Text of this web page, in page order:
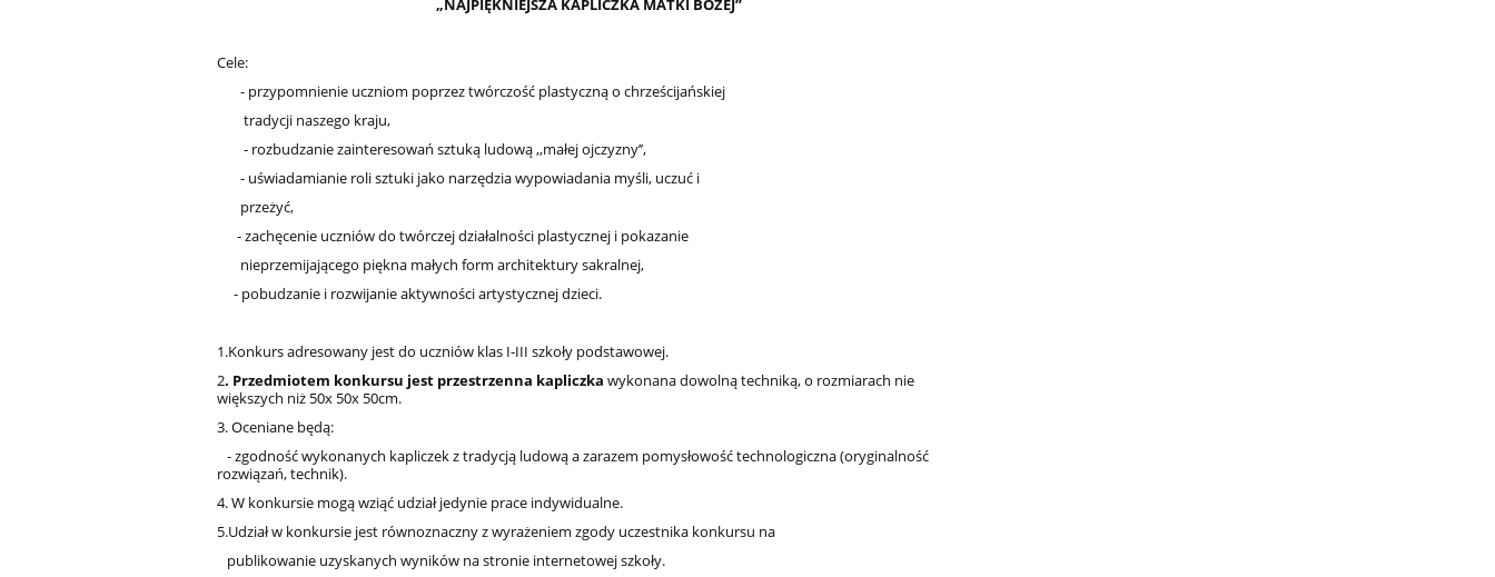
„NAJPIĘKNIEJSZA KAPLICZKA MATKI BOŻEJ”
Cele:
- przypomnienie uczniom poprzez twórczość plastyczną o chrześcijańskiej
tradycji naszego kraju,
- rozbudzanie zainteresowań sztuką ludową ,,małej ojczyzny’’,
- uświadamianie roli sztuki jako narzędzia wypowiadania myśli, uczuć i
przeżyć,
- zachęcenie uczniów do twórczej działalności plastycznej i pokazanie
nieprzemijającego piękna małych form architektury sakralnej,
- pobudzanie i rozwijanie aktywności artystycznej dzieci.
1.Konkurs adresowany jest do uczniów klas I-III szkoły podstawowej.
2. Przedmiotem konkursu jest przestrzenna kapliczka wykonana dowolną techniką, o rozmiarach nie
większych niż 50x 50x 50cm.
3.Oceniane będą:
- zgodność wykonanych kapliczek z tradycją ludową a zarazem pomysłowość technologiczna (oryginalność
rozwiązań, technik).
4. W konkursie mogą wziąć udział jedynie prace indywidualne.
5.Udział w konkursie jest równoznaczny z wyrażeniem zgody uczestnika konkursu na
publikowanie uzyskanych wyników na stronie internetowej szkoły.